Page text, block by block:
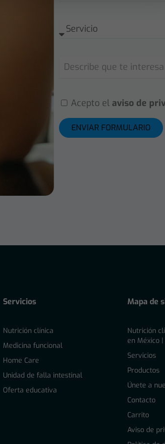
Acepto el aviso de
ENVIAR FORMULARIO
Servicios
Nutrición clínica
Medicina funcional
Home Care
Unidad de falla intestinal
Oferta educativa
Mapa de
Nutrición
en México
Servicios
Productos
Únete a
Contacto
Carrito
Aviso de